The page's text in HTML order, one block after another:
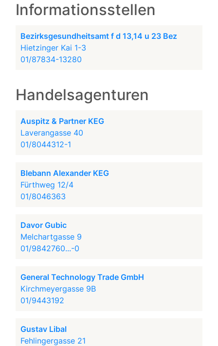
Informationsstellen
Bezirksgesundheitsamt f d 13,14 u 23 Bez
Hietzinger Kai 1-3
01/87834-13280
Handelsagenturen
Auspitz & Partner KEG
Laverangasse 40
01/8044312-1
Blebann Alexander KEG
Fürthweg 12/4
01/8046363
Davor Gubic
Melchartgasse 9
01/9842760...-0
General Technology Trade GmbH
Kirchmeyergasse 9B
01/9443192
Gustav Libal
Fehlingergasse 21